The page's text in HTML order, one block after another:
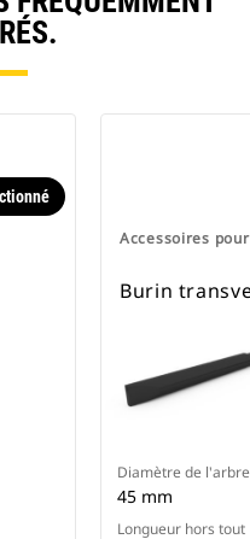
Accessoires
Burin
Diamètre de
45 mm
Longueur hors tout